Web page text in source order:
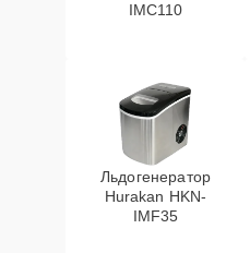
IMC110
Льдогенератор
Hurakan HKN-
IMF35